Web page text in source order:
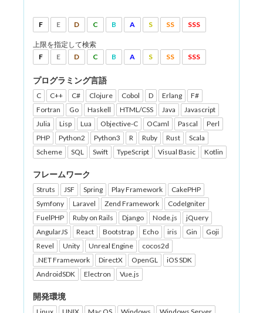
F E D C B A S SS SSS
上限を指定して検索
F
E D C B A S SS SSS
プログラミング言語
C C++ C# Clojure Cobol D Erlang
F#
Fortran
Go Haskell HTML/CSS Java
Javascript
Julia
Lisp Lua Objective-C OCaml Pascal
Perl
PHP
Python2 Python3 R Ruby Rust
Scala
Scheme
SQL Swift TypeScript Visual Basic Kotlin
フレームワーク
Struts JSF Spring Play Framework
CakePHP
Symfony
Laravel Zend Framework
CodeIgniter
FuelPHP
Ruby on Rails Django Node.js
jQuery
AngularJS
React Bootstrap Echo iris Gin
Goji
Revel
Unity Unreal Engine
cocos2d
.NET Framework
DirectX OpenGL
iOS SDK
AndroidSDK
Electron Vue.js
開発環境